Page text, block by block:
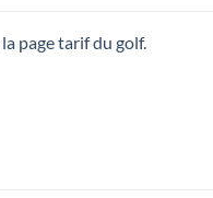
la page tarif du golf.